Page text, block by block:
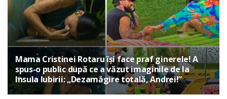
Mama Cristinei Rotaru își face praf ginerele! A
spus-o public după ce a văzut imaginile de la
Insula Iubirii: „Dezamăgire totală, Andrei!”